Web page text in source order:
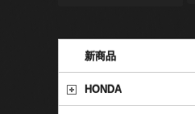
新商品
HONDA